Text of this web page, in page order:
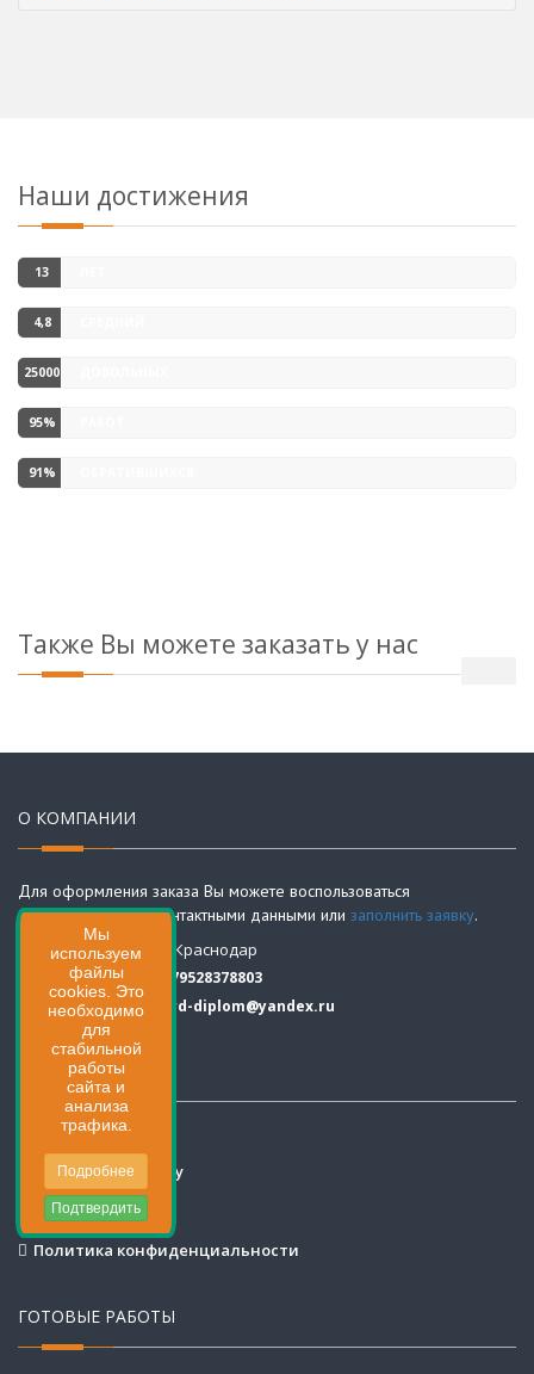
Наши достижения
13
РЫНКЕ
4,8
РАБОТ
25000
95%
91%
Также Вы можете заказать у нас
О КОМПАНИИ
Для оформления заказа Вы можете воспользоваться
представленными контактными данными или заполнить заявку.
Адрес: г. Краснодар
Телефон:
+79528378803
Email:
krd-diplom@yandex.ru
УСЛУГИ
Заполнить заявку
Услуги
Контакты
Политика конфиденциальности
ГОТОВЫЕ РАБОТЫ
Мы
используем
файлы
cookies. Это
необходимо
для
стабильной
работы
сайта и
анализа
трафика.
Подробнее
Подтвердить